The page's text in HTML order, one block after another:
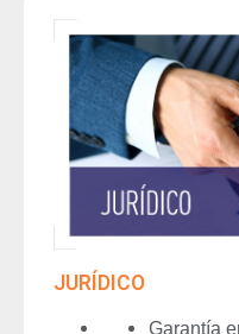
JURÍDICO
Garantía